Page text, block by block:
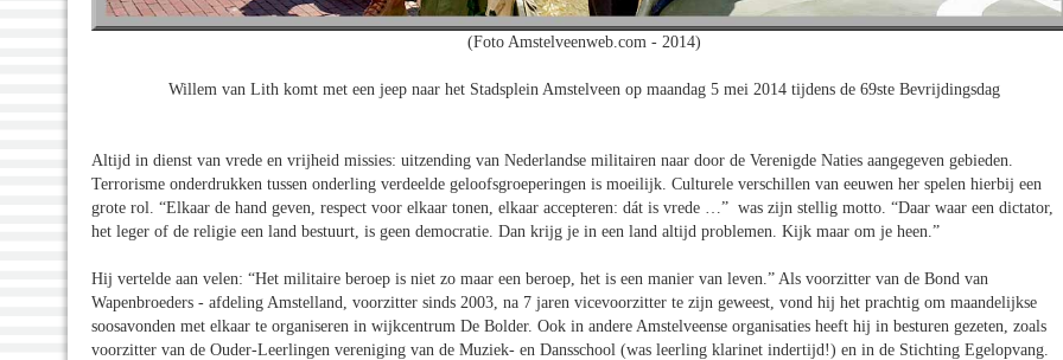
(Foto Amstelveenweb.com - 2014)
Willem van Lith komt met een jeep naar het Stadsplein Amstelveen op maandag 5 mei 2014 tijdens de 69ste Bevrijdingsdag
Altijd in dienst van vrede en vrijheid missies: uitzending van Nederlandse militairen naar door de Verenigde Naties aangegeven gebieden.
Terrorisme onderdrukken tussen onderling verdeelde geloofsgroeperingen is moeilijk. Culturele verschillen van eeuwen her spelen hierbij een
grote rol. “Elkaar de hand geven, respect voor elkaar tonen, elkaar accepteren: dát is vrede …” was zijn stellig motto. “Daar waar een dictator,
het leger of de religie een land bestuurt, is geen democratie. Dan krijg je in een land altijd problemen. Kijk maar om je heen.”
Hij vertelde aan velen: “Het militaire beroep is niet zo maar een beroep, het is een manier van leven.” Als voorzitter van de Bond van
Wapenbroeders - afdeling Amstelland, voorzitter sinds 2003, na 7 jaren vicevoorzitter te zijn geweest, vond hij het prachtig om maandelijkse
soosavonden met elkaar te organiseren in wijkcentrum De Bolder. Ook in andere Amstelveense organisaties heeft hij in besturen gezeten, zoals
voorzitter van de Ouder-Leerlingen vereniging van de Muziek- en Dansschool (was leerling klarinet indertijd!) en in de Stichting Egelopvang.